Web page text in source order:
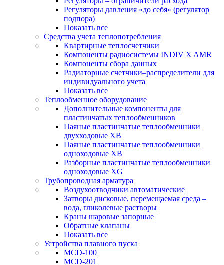
Регуляторы давления «до себя» (регулятор
подпора)
Показать все
Средства учета теплопотребления
Квартирные теплосчетчики
Компоненты радиосистемы INDIV X AMR
Компоненты сбора данных
Радиаторные счетчики–распределители для
индивидуального учета
Показать все
Теплообменное оборудование
Дополнительные компоненты для
пластинчатых теплообменников
Паяные пластинчатые теплообменники
двухходовые XB
Паяные пластинчатые теплообменники
одноходовые ХВ
Разборные пластинчатые теплообменники
одноходовые ХG
Трубопроводная арматура
Воздухоотводчики автоматические
Затворы дисковые, перемещаемая среда –
вода, гликолевые растворы
Краны шаровые запорные
Обратные клапаны
Показать все
Устройства плавного пуска
MCD-100
MCD-201